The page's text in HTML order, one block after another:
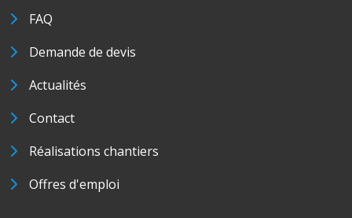
FAQ
Demande de devis
Actualités
Contact
Réalisations chantiers
Offres d'emploi